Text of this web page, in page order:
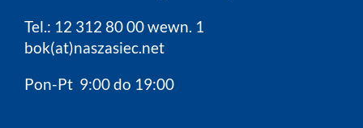
Tel.: 12 312 80 00 wewn. 1
bok(at)naszasiec.net
Pon-Pt 9:00 do 19:00